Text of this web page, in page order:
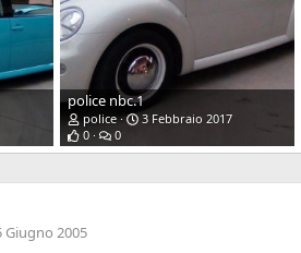
police nbc.1
police
3 Febbraio 2017
0
0
Giugno 2005